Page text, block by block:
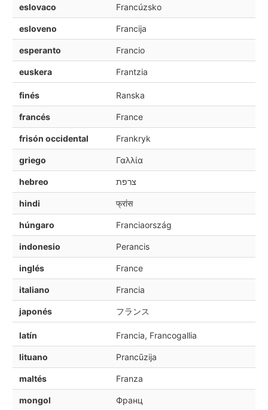
eslovaco Francúzsko
esloveno Francija
esperanto Francio
euskera Frantzia
finés Ranska
francés France
frisón occidental Frankryk
griego Γαλλία
hebreo צרפת
hindi फ्रांस
húngaro Franciaország
indonesio Perancis
inglés France
italiano Francia
japonés フランス
latín Francia, Francogallia
lituano Prancūzija
maltés Franza
mongol Франц